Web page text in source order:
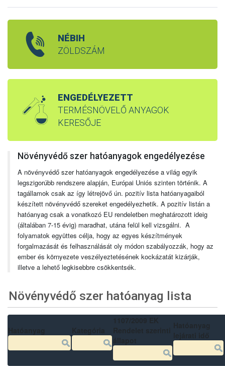
NÉBIH
ZÖLDSZÁM
ENGEDÉLYEZETT
TERMÉSNÖVELŐ ANYAGOK
KERESŐJE
Növényvédő szer hatóanyagok engedélyezése
A növényvédő szer hatóanyagok engedélyezése a világ egyik
legszigorúbb rendszere alapján, Európai Uniós szinten történik. A
tagállamok csak az így létrejövő ún. pozitív lista hatóanyagaiból
készített növényvédő szereket engedélyezhetik. A pozitív listán a
hatóanyag csak a vonatkozó EU rendeletben meghatározott ideig
(általában 7-15 évig) maradhat, utána felül kell vizsgálni. A
folyamatok együttes célja, hogy az egyes készítmények
forgalmazását és felhasználását oly módon szabályozzák, hogy az
ember és környezete veszélyeztetésének kockázatát kizárják,
illetve a lehető legkisebbre csökkentsék.
Növényvédő szer hatóanyag lista